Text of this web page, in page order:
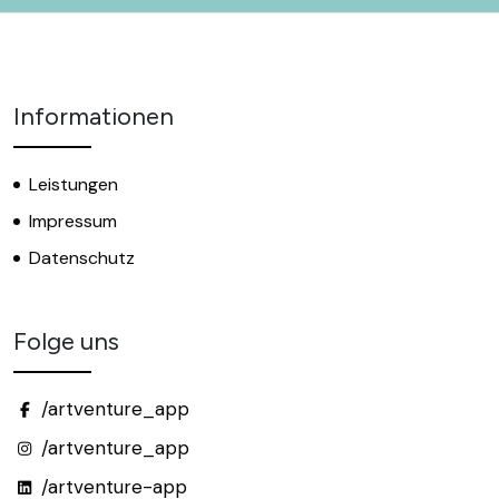
Informationen
Leistungen
Impressum
Datenschutz
Folge uns
/artventure_app
/artventure_app
/artventure-app